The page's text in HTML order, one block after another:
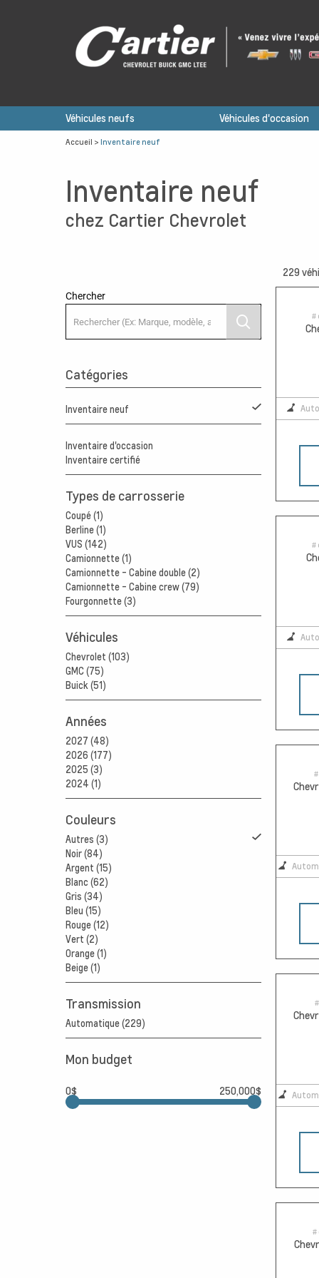
Véhicules neufs Véhicules d'occasion
Accueil > Inventaire neuf
Inventaire neuf
chez Cartier Chevrolet
Chercher
Catégories
Inventaire neuf
Inventaire d'occasion
Inventaire certifié
Types de carrosserie
Coupé (1)
Berline (1)
VUS (142)
Camionnette (1)
Camionnette - Cabine double (2)
Camionnette - Cabine crew (79)
Fourgonnette (3)
Véhicules
Chevrolet (103)
GMC (75)
Buick (51)
Années
2027 (48)
2026 (177)
2025 (3)
2024 (1)
Couleurs
Autres (3)
Noir (84)
Argent (15)
Blanc (62)
Gris (34)
Bleu (15)
Rouge (12)
Vert (2)
Orange (1)
Beige (1)
Transmission
Automatique (229)
Mon budget
0$ 250,000$
229
#
#
#